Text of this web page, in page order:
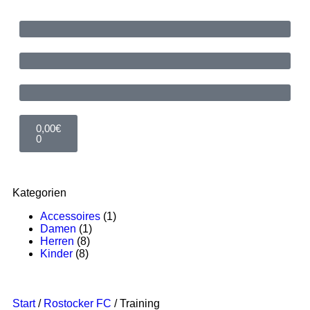
0,00€
0
Kategorien
Accessoires (1)
Damen (1)
Herren (8)
Kinder (8)
Start / Rostocker FC /Training